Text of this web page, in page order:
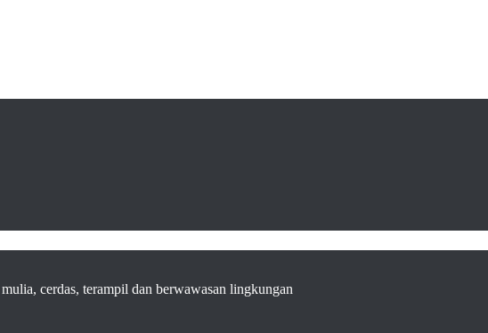
cerdas, terampil dan berwawasan lingkungan